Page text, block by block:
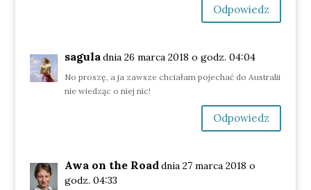
Odpowiedz
sagula dnia 26 marca 2018 o godz. 04:04
No proszę, a ja zawsze chciałam pojechać do Australii
nie wiedząc o niej nic!
Odpowiedz
Awa on the Road dnia 27 marca 2018 o
godz. 04:33